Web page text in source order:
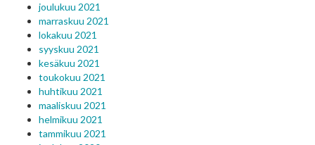
joulukuu 2021
marraskuu 2021
lokakuu 2021
syyskuu 2021
kesäkuu 2021
toukokuu 2021
huhtikuu 2021
maaliskuu 2021
helmikuu 2021
tammikuu 2021